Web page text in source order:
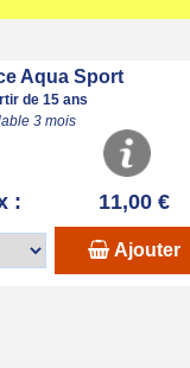
Aqua Sport
de 15 ans
3 mois
: 11,00 €
Ajouter